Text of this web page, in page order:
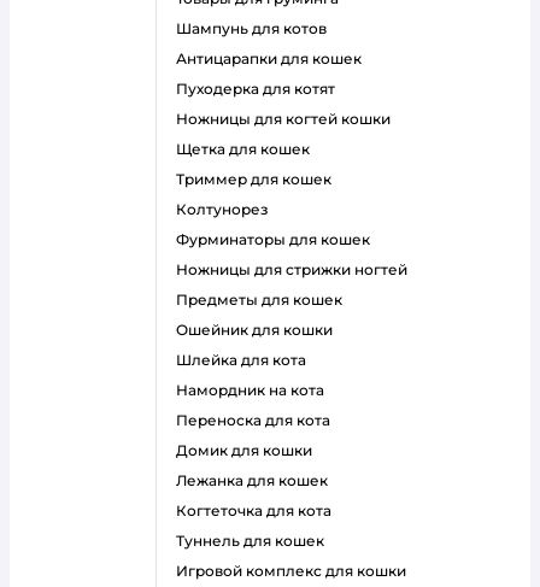
шампунь для котов
антицарапки для кошек
пуходерка для котят
ножницы для когтей кошки
щетка для кошек
триммер для кошек
колтунорез
фурминаторы для кошек
ножницы для стрижки ногтей
предметы для кошек
ошейник для кошки
шлейка для кота
намордник на кота
переноска для кота
домик для кошки
лежанка для кошек
когтеточка для кота
туннель для кошек
игровой комплекс для кошки